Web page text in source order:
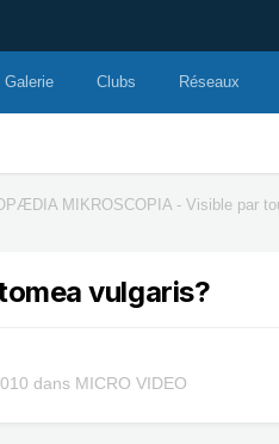
Galerie Clubs Réseaux
MIKROSCOPIA - Visible par
vulgaris?
dans MICRO VIDEO